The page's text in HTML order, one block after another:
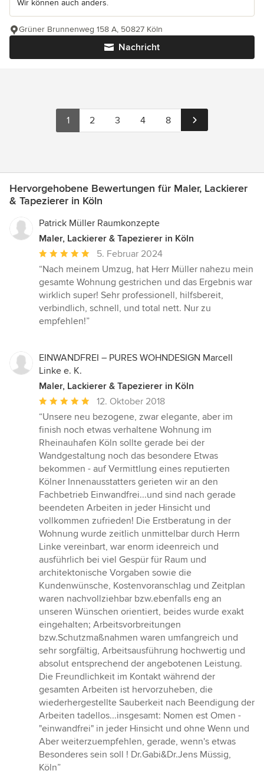
Wir können auch anders.
Nachricht
Grüner Brunnenweg 158 A, 50827 Köln
1 2 3 4 8
Hervorgehobene Bewertungen für Maler, Lackierer
& Tapezierer in Köln
Patrick Müller Raumkonzepte
Maler, Lackierer & Tapezierer in Köln
Durchschnittliche
Bewertung:
5
von
5
Sternen
5. Februar 2024
“Nach meinem Umzug, hat Herr Müller nahezu mein
gesamte Wohnung gestrichen und das Ergebnis war
wirklich super! Sehr professionell, hilfsbereit,
verbindlich, schnell, und total nett. Nur zu
empfehlen!”
EINWANDFREI – PURES WOHNDESIGN Marcell
Linke e. K.
Maler, Lackierer & Tapezierer in Köln
Durchschnittliche
Bewertung:
5
von
5
Sternen
12. Oktober 2018
“Unsere neu bezogene, zwar elegante, aber im
finish noch etwas verhaltene Wohnung im
Rheinauhafen Köln sollte gerade bei der
Wandgestaltung noch das besondere Etwas
bekommen - auf Vermittlung eines reputierten
Kölner Innenausstatters gerieten wir an den
Fachbetrieb Einwandfrei...und sind nach gerade
beendeten Arbeiten in jeder Hinsicht und
vollkommen zufrieden! Die Erstberatung in der
Wohnung wurde zeitlich unmittelbar durch Herrn
Linke vereinbart, war enorm ideenreich und
ausführlich bei viel Gespür für Raum und
architektonische Vorgaben sowie die
Kundenwünsche, Kostenvoranschlag und Zeitplan
waren nachvollziehbar bzw.ebenfalls eng an
unseren Wünschen orientiert, beides wurde exakt
eingehalten; Arbeitsvorbreitungen
bzw.Schutzmaßnahmen waren umfangreich und
sehr sorgfältig, Arbeitsausführung hochwertig und
absolut entsprechend der angebotenen Leistung.
Die Freundlichkeit im Kontakt während der
gesamten Arbeiten ist hervorzuheben, die
wiederhergestellte Sauberkeit nach Beendigung der
Arbeiten tadellos...insgesamt: Nomen est Omen -
"einwandfrei" in jeder Hinsicht und ohne Wenn und
Aber weiterzuempfehlen, gerade, wenn's etwas
Besonderes sein soll ! Dr.Gabi&Dr.Jens Müssig,
Köln”